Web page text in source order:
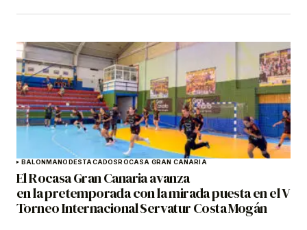
BALONMANODESTACADOSROCASA GRAN CANARIA
El Rocasa Gran Canaria avanza
en la pretemporada con la mirada puesta en el V
Torneo Internacional Servatur Costa Mogán